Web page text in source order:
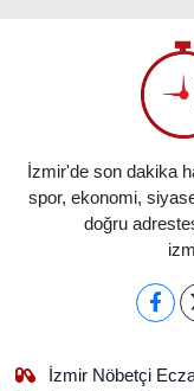
İzmir'de son dakika
spor, ekonomi,
doğru
İzmir Nöbetçi